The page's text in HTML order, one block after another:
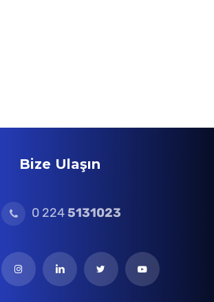
Bize Ulaşın
0 2245131023